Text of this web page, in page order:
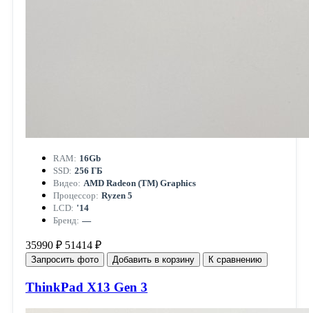
RAM: 16Gb
SSD: 256 ГБ
Видео: AMD Radeon (TM) Graphics
Процессор: Ryzen 5
LCD: '14
Бренд: —
35990 ₽ 51414 ₽
Запросить фото Добавить в корзину К сравнению
ThinkPad X13 Gen 3